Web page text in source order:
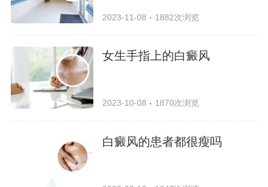
2023-11-08 1882次浏览
女生手指上的白癜风
2023-10-08 1870次浏览
白癜风的患者都很瘦吗